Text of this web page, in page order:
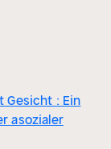
Gesicht : Ein
asozialer